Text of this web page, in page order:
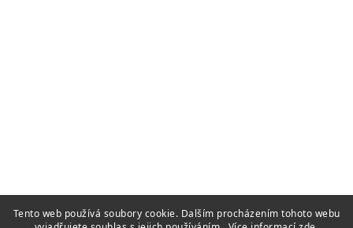
Tento web používá soubory cookie. Dalším procházením tohoto webu